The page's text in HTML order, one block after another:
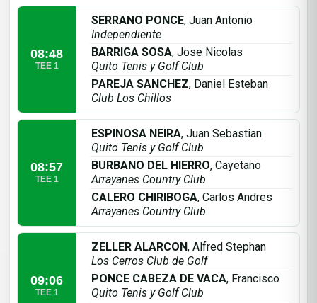
08:48
TEE 1
SERRANO PONCE, Juan Antonio
Independiente
BARRIGA SOSA, Jose Nicolas
Quito Tenis y Golf Club
PAREJA SANCHEZ, Daniel Esteban
Club Los Chillos
08:57
TEE 1
ESPINOSA NEIRA, Juan Sebastian
Quito Tenis y Golf Club
BURBANO DEL HIERRO, Cayetano
Arrayanes Country Club
CALERO CHIRIBOGA, Carlos Andres
Arrayanes Country Club
09:06
TEE 1
ZELLER ALARCON, Alfred Stephan
Los Cerros Club de Golf
PONCE CABEZA DE VACA, Francisco
Quito Tenis y Golf Club